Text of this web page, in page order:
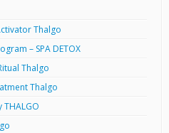
Thalgo
– SPA DETOX
Thalgo
Thalgo
THALGO